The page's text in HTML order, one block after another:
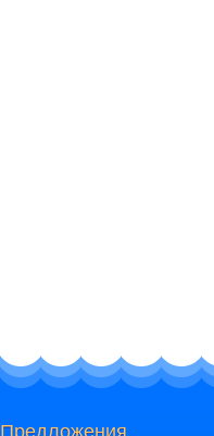
Предложения